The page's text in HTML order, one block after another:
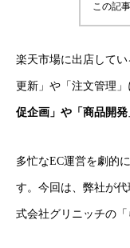
この記
楽天市場に出店して
更新」や「注文管理
促企画」や「商品開
多忙なEC運営を劇的
す。今回は、弊社が
式会社グリニッチの「